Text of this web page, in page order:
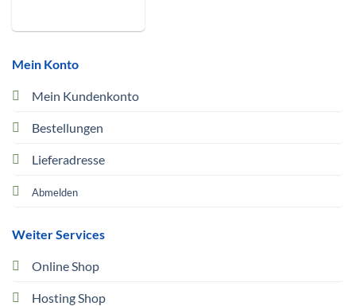
Mein Konto
Mein Kundenkonto
Bestellungen
Lieferadresse
Abmelden
Weiter Services
Online Shop
Hosting Shop